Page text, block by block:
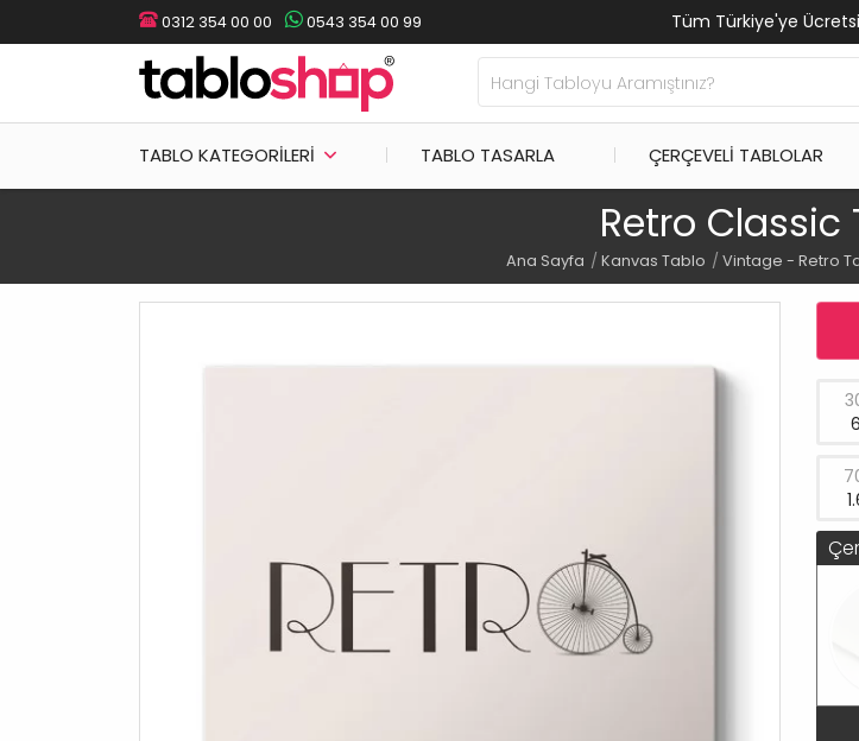
0312 354 00 00 0543 354 00 99 Tüm Türkiye'ye
TABLO KATEGORILERI TABLO TASARLA ÇERÇEVELI TABLOLAR
Retro Classic
Ana Sayfa Kanvas Tablo Vintage - Retro